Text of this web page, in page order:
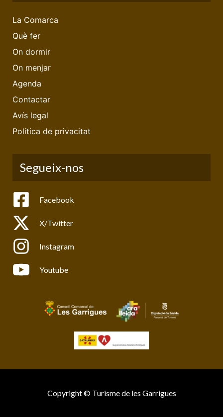
La Comarca
Què fer
On dormir
On menjar
Agenda
Contactar
Avís legal
Política de privacitat
Segueix-nos
Facebook
X/Twitter
Instagram
Youtube
Copyright © Turisme de les Garrigues